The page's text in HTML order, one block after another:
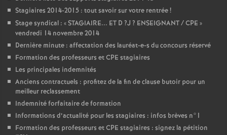
Stagiaires 2014-2015 : tout savoir sur votre rentrée!
Stage syndical : «STAGIAIRE... ET D ?J ? ENSEIGNANT/CPE »
vendredi 14 novembre 2014
Dernière minute : affectation des lauréat-e-s du concours réservé
Formation des professeurs etCPE stagiaires
Les principales indemnités
Anciens contractuels : profitez de la fin de clause butoir pour un
meilleur reclassement
Indemnité forfaitaire de formation
Informations d’actualité pour les stagiaires : infos brèves n°1
Formation des professeurs etCPE stagiaires : signez la pétition